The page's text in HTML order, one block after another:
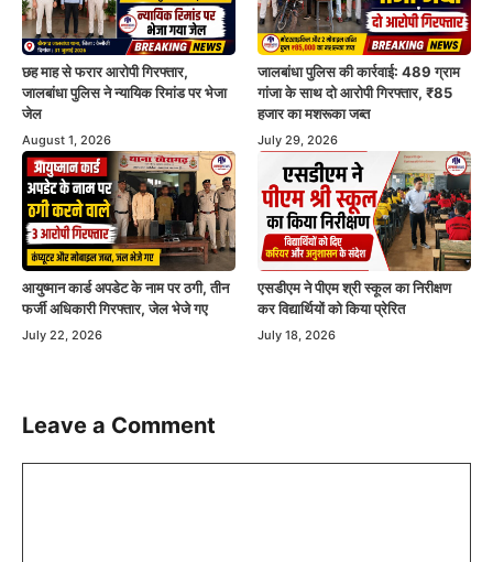
छह माह से फरार आरोपी गिरफ्तार,
जालबांधा पुलिस ने न्यायिक रिमांड पर भेजा
जेल
August 1, 2026
जालबांधा पुलिस की कार्रवाई: 489 ग्राम
गांजा के साथ दो आरोपी गिरफ्तार, ₹85
हजार का मशरूका जब्त
July 29, 2026
आयुष्मान कार्ड अपडेट के नाम पर ठगी, तीन
फर्जी अधिकारी गिरफ्तार, जेल भेजे गए
July 22, 2026
एसडीएम ने पीएम श्री स्कूल का निरीक्षण
कर विद्यार्थियों को किया प्रेरित
July 18, 2026
Leave a Comment